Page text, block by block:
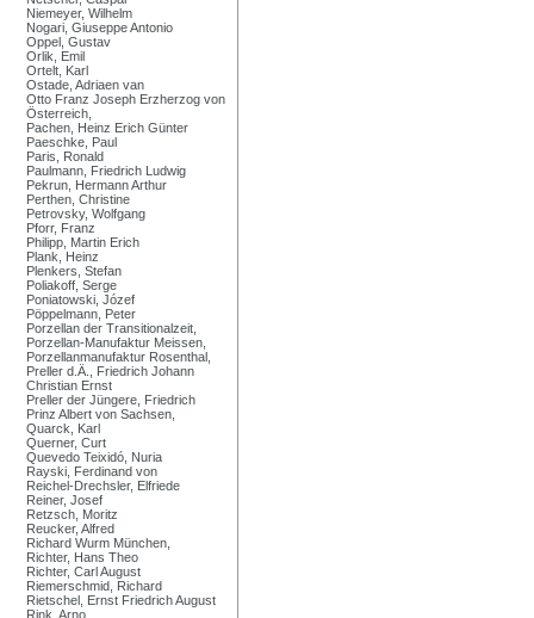
Niemeyer, Wilhelm
Nogari, Giuseppe Antonio
Oppel, Gustav
Orlik, Emil
Ortelt, Karl
Ostade, Adriaen van
Otto Franz Joseph Erzherzog von
Österreich,
Pachen, Heinz Erich Günter
Paeschke, Paul
Paris, Ronald
Paulmann, Friedrich Ludwig
Pekrun, Hermann Arthur
Perthen, Christine
Petrovsky, Wolfgang
Pforr, Franz
Philipp, Martin Erich
Plank, Heinz
Plenkers, Stefan
Poliakoff, Serge
Poniatowski, Józef
Pöppelmann, Peter
Porzellan der Transitionalzeit,
Porzellan-Manufaktur Meissen,
Porzellanmanufaktur Rosenthal,
Preller d.Ä., Friedrich Johann
Christian Ernst
Preller der Jüngere, Friedrich
Prinz Albert von Sachsen,
Quarck, Karl
Querner, Curt
Quevedo Teixidó, Nuria
Rayski, Ferdinand von
Reichel-Drechsler, Elfriede
Reiner, Josef
Retzsch, Moritz
Reucker, Alfred
Richard Wurm München,
Richter, Hans Theo
Richter, Carl August
Riemerschmid, Richard
Rietschel, Ernst Friedrich August
Rink, Arno